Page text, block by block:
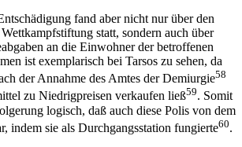
fand aber nicht nur über den
statt, sondern auch über
an die Einwohner der betroffenen
ist exemplarisch bei Tarsos zu sehen, da
der Annahme des Amtes der Demiurgie58
zu Niedrigpreisen verkaufen ließ59. Somit
logisch, daß auch diese Polis von dem
indem sie als Durchgangsstation fungierte60.